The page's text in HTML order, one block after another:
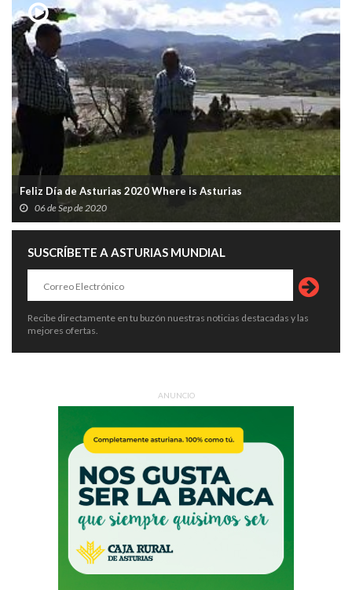
Feliz Día de Asturias 2020 Where is Asturias
06 de Sep de 2020
SUSCRÍBETE A ASTURIAS MUNDIAL
Recibe directamente en tu buzón nuestras noticias destacadas y las
mejores ofertas.
ANUNCIO